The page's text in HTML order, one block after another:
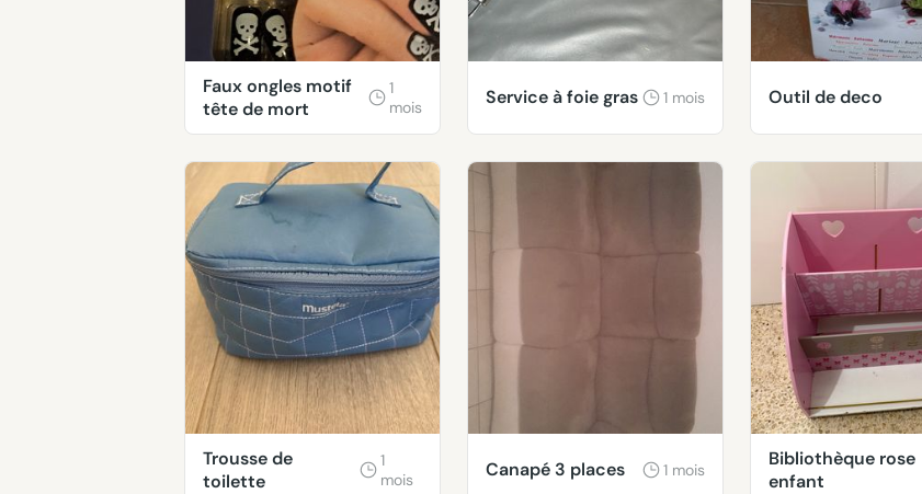
Faux ongles motif
tête de mort
1
mois
Service à foie gras 1 mois Outil de deco
Trousse de
toilette
1
mois
Canapé 3 places 1 mois
Bibliothèque rose
enfant